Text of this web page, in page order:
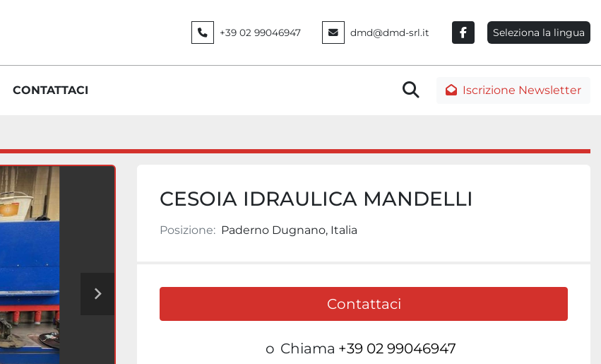
+39 02 99046947 dmd@dmd-srl.it
facebook
Seleziona la lingua
CONTATTACI CercaIscrizione Newsletter
CESOIA IDRAULICA MANDELLI
Posizione: Paderno Dugnano, Italia
Contattaci
o Chiama +39 02 99046947